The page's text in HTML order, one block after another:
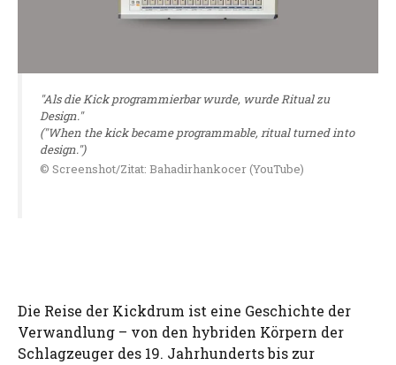
"Als die Kick programmierbar wurde, wurde Ritual zu
Design."
("When the kick became programmable, ritual turned into
design.")
© Screenshot/Zitat: Bahadirhankocer (YouTube)
Die Reise der Kickdrum ist eine Geschichte der
Verwandlung – von den hybriden Körpern der
Schlagzeuger des 19. Jahrhunderts bis zur